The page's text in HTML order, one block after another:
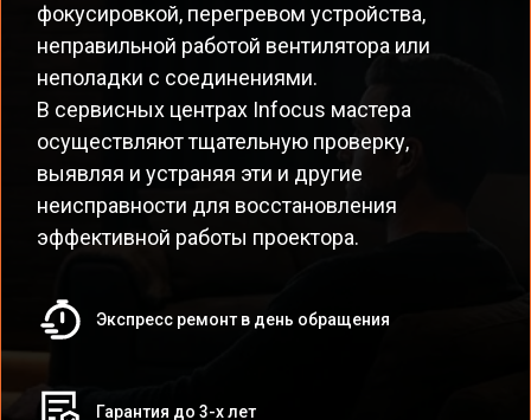
фокусировкой, перегревом устройства,
неправильной работой вентилятора или
неполадки с соединениями.
В сервисных центрах Infocus мастера
осуществляют тщательную проверку,
выявляя и устраняя эти и другие
неисправности для восстановления
эффективной работы проектора.
Экспресс ремонт в день обращения
Гарантия до 3-х лет